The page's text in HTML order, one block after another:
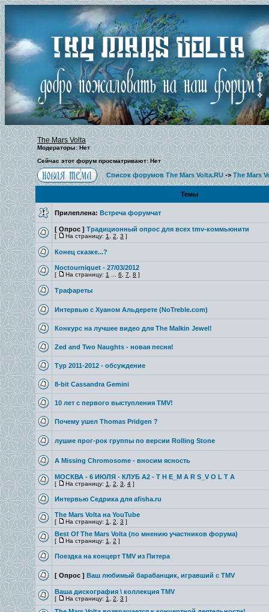
The Mars Volta
Модераторы: Нет
Сейчас этот форум просматривают: Нет
Список форумов The Mars Volta.RU->The Mars
Темы
Прилеплена: Встреча форумчат
[ Опрос ] Традиционный опрос для всех tmv-коммьюнити
[ На страницу: 1 2 3 ]
Конец сказке...?
Noctourniquet - 27/03/2012
[ На страницу: 1 6 7 8 ]
Трафареты
Интервью с Хуаном Альдерете (NoTreble.com)
Конкурс на лучшее видео для The Malkin Jewel!
Zed and Two Naughts - новая песня!
Тур 2011-2012 - обсуждение
8-bit Cassandra Gemini
10 лет с первого выступления TMV!
Почему ушел Thomas Pridgen ?
лушие прог-рок группы по версии Rolling Stone
A Missing Chromosome - вносим ясность
МОСКВА - 6 ИЮЛЯ - КЛУБ A2 - T H E_M A R S_V O L T A
[ На страницу: 1 2 3 4 ]
Интервью Седрика для afisha.ru
The Mars Volta на YouTube
[ На страницу: 1 2 3 ]
Best Of The Mars Volta (по мнению участников форума)
[ На страницу: 1 2 ]
Поездка на концерт TMV из Питера
[ Опрос ] Ваш любимый барабанщик, игравший с TMV
Ваша дискография \ коллекция TMV
[ На страницу: 1 2 3 ]